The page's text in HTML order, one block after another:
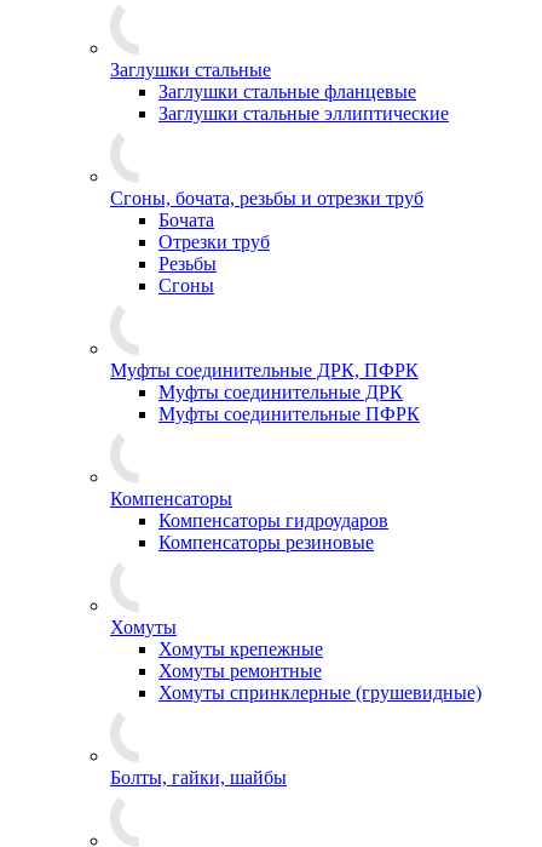
Заглушки стальные
Заглушки стальные фланцевые
Заглушки стальные эллиптические
Сгоны, бочата, резьбы и отрезки труб
Бочата
Отрезки труб
Резьбы
Сгоны
Муфты соединительные ДРК, ПФРК
Муфты соединительные ДРК
Муфты соединительные ПФРК
Компенсаторы
Компенсаторы гидроударов
Компенсаторы резиновые
Хомуты
Хомуты крепежные
Хомуты ремонтные
Хомуты спринклерные (грушевидные)
Болты, гайки, шайбы